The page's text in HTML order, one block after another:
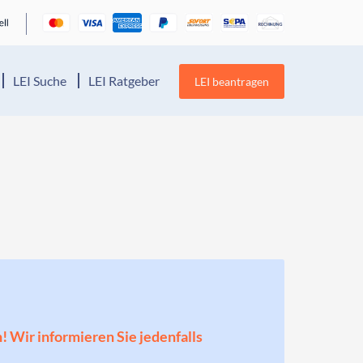
LEI Suche LEI Ratgeber LEI beantragen
Wir informieren Sie jedenfalls